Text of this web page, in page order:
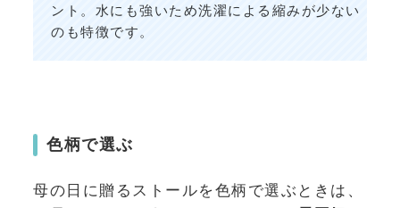
ント。水にも強いため洗濯による縮みが少ない
のも特徴です。
色柄で選ぶ
母の日に贈るストールを色柄で選ぶときは、